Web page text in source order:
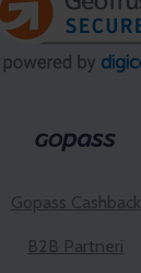
Gopass Cashback
B2B Partneri